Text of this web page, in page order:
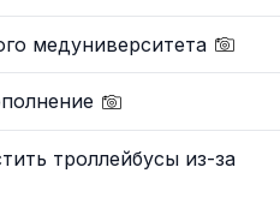
медуниверситета
троллейбусы из-за